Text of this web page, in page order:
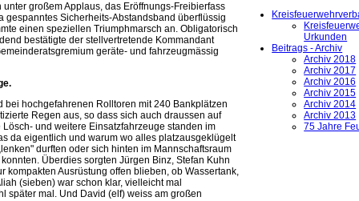
großem Applaus, das Eröffnungs-Freibierfass
gespanntes Sicherheits-Abstandsband überflüssig
einen speziellen Triumphmarsch an. Obligatorisch
bestätigte der stellvertretende Kommandant
geräte- und fahrzeugmässig
hochgefahrenen Rolltoren mit 240 Bankplätzen
Regen aus, so dass sich auch draussen auf
und weitere Einsatzfahrzeuge standen im
da eigentlich und warum wo alles platzausgeklügelt
durften oder sich hinten im Mannschaftsraum
Überdies sorgten Jürgen Binz, Stefan Kuhn
Ausrüstung offen blieben, ob Wassertank,
(sieben) war schon klar, vielleicht mal
später mal. Und David (elf) weiss am großen
Urkunden
Beitrags - Archiv
Archiv 2018
Archiv 2017
Archiv 2016
Archiv 2015
Archiv 2014
Archiv 2013
75 Jahre